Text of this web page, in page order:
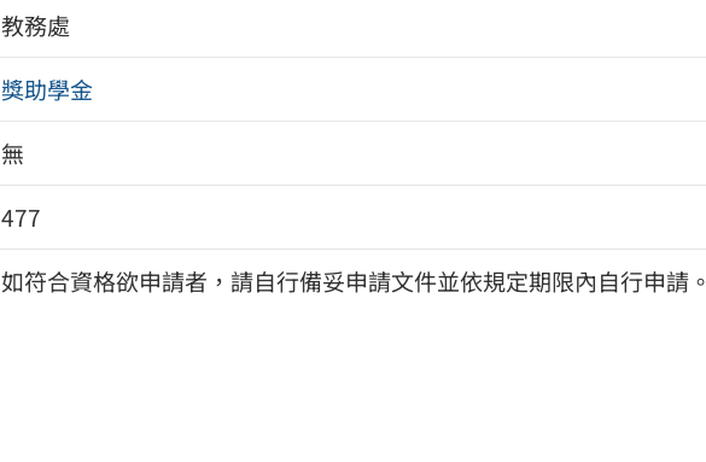
教務處
獎助學金
無
477
如符合資格欲申請者，請自行備妥申請文件並依規定期限內自行申請。